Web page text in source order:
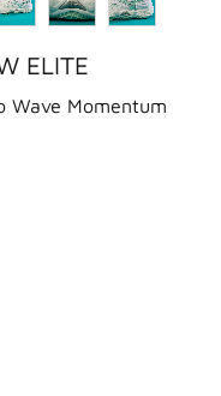
ELITE
Wave Momentum